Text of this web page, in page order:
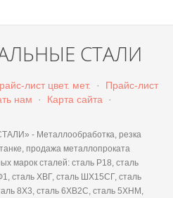
СТАЛИ
лист цвет. мет. ·
Прайс-лист
нам · Карта сайта
·
- Металлообработка, резка
продажа металлопроката
марок сталей: сталь Р18, сталь
сталь ХВГ, сталь ШХ15СГ, сталь
8Х3, сталь 6ХВ2С, сталь 5ХНМ,